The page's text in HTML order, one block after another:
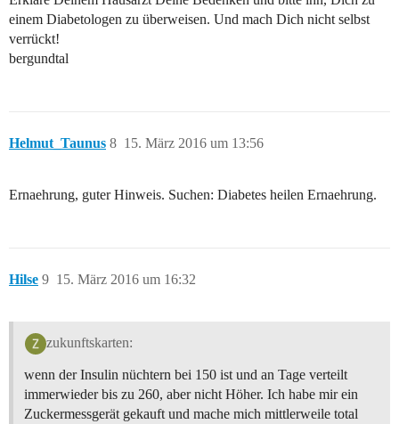
einem Diabetologen zu überweisen. Und mach Dich nicht selbst
verrückt!
bergundtal
Helmut_Taunus 15. März 2016 um 13:56
8
Ernaehrung, guter Hinweis. Suchen: Diabetes heilen Ernaehrung.
Hilse 15. März 2016 um 16:32
9
zukunftskarten:
wenn der Insulin nüchtern bei 150 ist und an Tage verteilt
immerwieder bis zu 260, aber nicht Höher. Ich habe mir ein
Zuckermessgerät gekauft und mache mich mittlerweile total